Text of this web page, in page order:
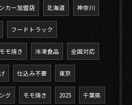
カー加盟店 北海道 神奈川
フードトラック
モ焼き 冷凍食品 全国対応
仕込み不要 東京
グ モモ焼き 2025 千葉県